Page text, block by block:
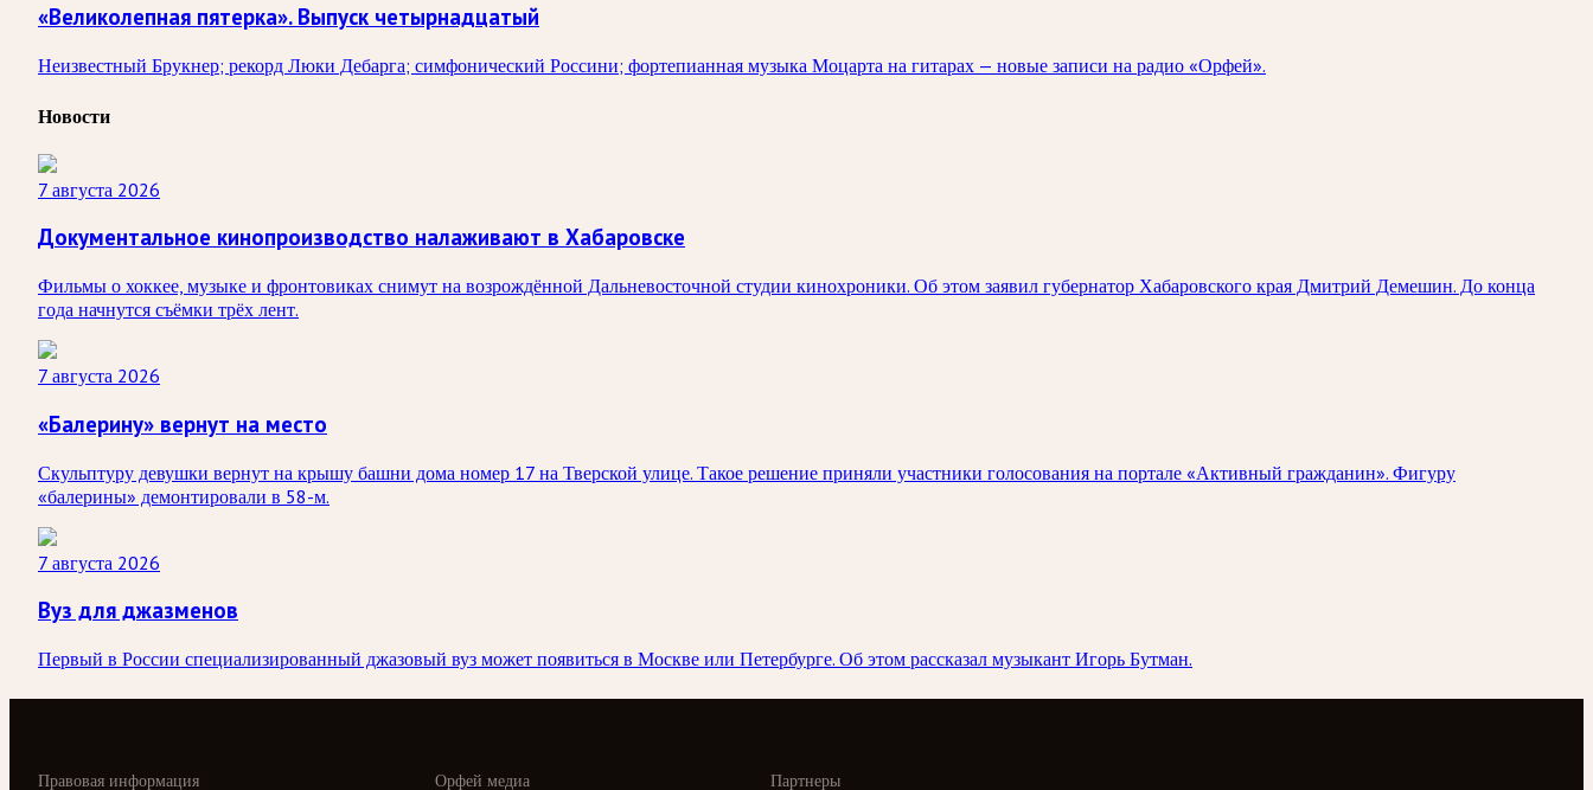
«Великолепная пятерка». Выпуск четырнадцатый
Неизвестный Брукнер; рекорд Люки Дебарга; симфонический Россини; фортепианная музыка Моцарта на гитарах — новые записи на радио «Орфей».
Новости
7 августа 2026
Документальное кинопроизводство налаживают в Хабаровске
Фильмы о хоккее, музыке и фронтовиках снимут на возрождённой Дальневосточной студии кинохроники. Об этом заявил губернатор Хабаровского края Дмитрий Демешин. До конца
года начнутся съёмки трёх лент.
7 августа 2026
«Балерину» вернут на место
Скульптуру девушки вернут на крышу башни дома номер 17 на Тверской улице. Такое решение приняли участники голосования на портале «Активный гражданин». Фигуру
«балерины» демонтировали в 58-м.
7 августа 2026
Вуз для джазменов
Первый в России специализированный джазовый вуз может появиться в Москве или Петербурге. Об этом рассказал музыкант Игорь Бутман.
Орфей медиа Партнеры
Правовая информация